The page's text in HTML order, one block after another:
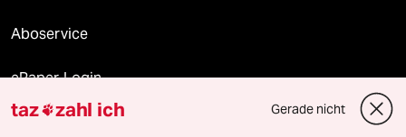
Aboservice
ePaper Login
Downloads für Abonnierende
taz zahl ich Gerade nicht